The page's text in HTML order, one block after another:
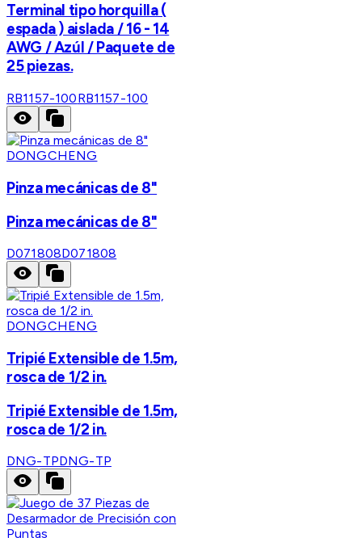
Terminal tipo horquilla (
espada ) aislada / 16 - 14
AWG / Azúl / Paquete de
25 piezas.
RB1157-100RB1157-100
DONGCHENG
Pinza mecánicas de 8"
Pinza mecánicas de 8"
D071808D071808
DONGCHENG
Tripié Extensible de 1.5m,
rosca de 1/2 in.
Tripié Extensible de 1.5m,
rosca de 1/2 in.
DNG-TPDNG-TP